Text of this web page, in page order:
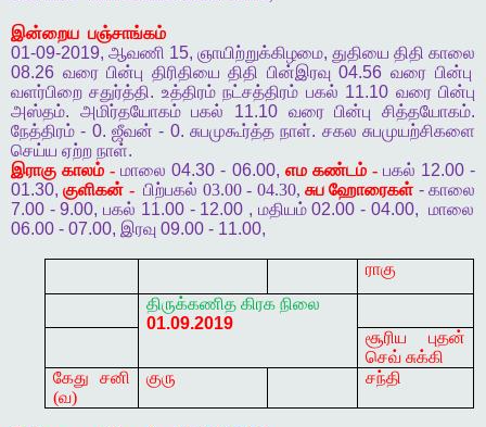
இன்றைய பஞ்சாங்கம்
01-09-2019, ஆவணி 15, ஞாயிற்றுக்கிழமை, துதியை திதி காலை
08.26 வரை பின்பு திரிதியை திதி பின்இரவு 04.56 வரை பின்பு
வளர்பிறை சதுர்த்தி. உத்திரம் நட்சத்திரம் பகல் 11.10 வரை பின்பு
அஸ்தம். அமிர்தயோகம் பகல் 11.10 வரை பின்பு சித்தயோகம்.
நேத்திரம் - 0. ஜீவன் - 0. சுபமுகூர்த்த நாள். சகல சுபமுயற்சிகளை
செய்ய ஏற்ற நாள்.
இராகு காலம் - மாலை 04.30 - 06.00, எம கண்டம் - பகல் 12.00 -
01.30,குளிகன் - பிற்பகல் 03.00 - 04.30, சுப ஹோரைகள் -காலை
7.00 - 9.00,பகல் 11.00 - 12.00 , மதியம்02.00 - 04.00,
மாலை
06.00 - 07.00, இரவு 09.00 - 11.00,
ராகு
திருக்கணித கிரக நிலை
01.09.2019
சூரிய புதன்
செவ் சுக்கி
கேது சனி
(வ)
குரு சந்தி